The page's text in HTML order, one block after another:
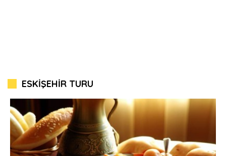
ESKİŞEHİR TURU